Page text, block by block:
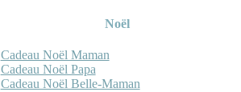
Noël
Cadeau Noël Maman
Cadeau Noël Papa
Cadeau Noël Belle-Maman